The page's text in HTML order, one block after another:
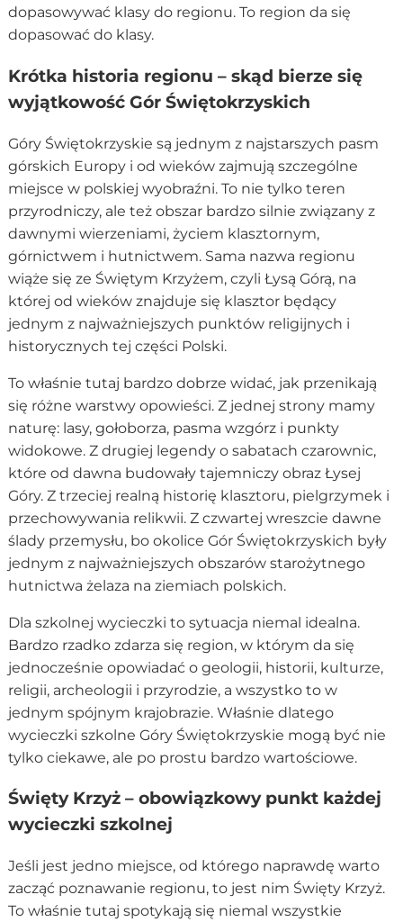
dopasowywać klasy do regionu. To region da się
dopasować do klasy.
Krótka historia regionu – skąd bierze się
wyjątkowość Gór Świętokrzyskich
Góry Świętokrzyskie są jednym z najstarszych pasm
górskich Europy i od wieków zajmują szczególne
miejsce w polskiej wyobraźni. To nie tylko teren
przyrodniczy, ale też obszar bardzo silnie związany z
dawnymi wierzeniami, życiem klasztornym,
górnictwem i hutnictwem. Sama nazwa regionu
wiąże się ze Świętym Krzyżem, czyli Łysą Górą, na
której od wieków znajduje się klasztor będący
jednym z najważniejszych punktów religijnych i
historycznych tej części Polski.
To właśnie tutaj bardzo dobrze widać, jak przenikają
się różne warstwy opowieści. Z jednej strony mamy
naturę: lasy, gołoborza, pasma wzgórz i punkty
widokowe. Z drugiej legendy o sabatach czarownic,
które od dawna budowały tajemniczy obraz Łysej
Góry. Z trzeciej realną historię klasztoru, pielgrzymek i
przechowywania relikwii. Z czwartej wreszcie dawne
ślady przemysłu, bo okolice Gór Świętokrzyskich były
jednym z najważniejszych obszarów starożytnego
hutnictwa żelaza na ziemiach polskich.
Dla szkolnej wycieczki to sytuacja niemal idealna.
Bardzo rzadko zdarza się region, w którym da się
jednocześnie opowiadać o geologii, historii, kulturze,
religii, archeologii i przyrodzie, a wszystko to w
jednym spójnym krajobrazie. Właśnie dlatego
wycieczki szkolne Góry Świętokrzyskie mogą być nie
tylko ciekawe, ale po prostu bardzo wartościowe.
Święty Krzyż – obowiązkowy punkt każdej
wycieczki szkolnej
Jeśli jest jedno miejsce, od którego naprawdę warto
zacząć poznawanie regionu, to jest nim Święty Krzyż.
To właśnie tutaj spotykają się niemal wszystkie